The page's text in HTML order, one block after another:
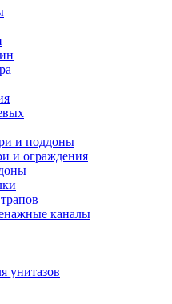
и поддоны
и ограждения
каналы
унитазов